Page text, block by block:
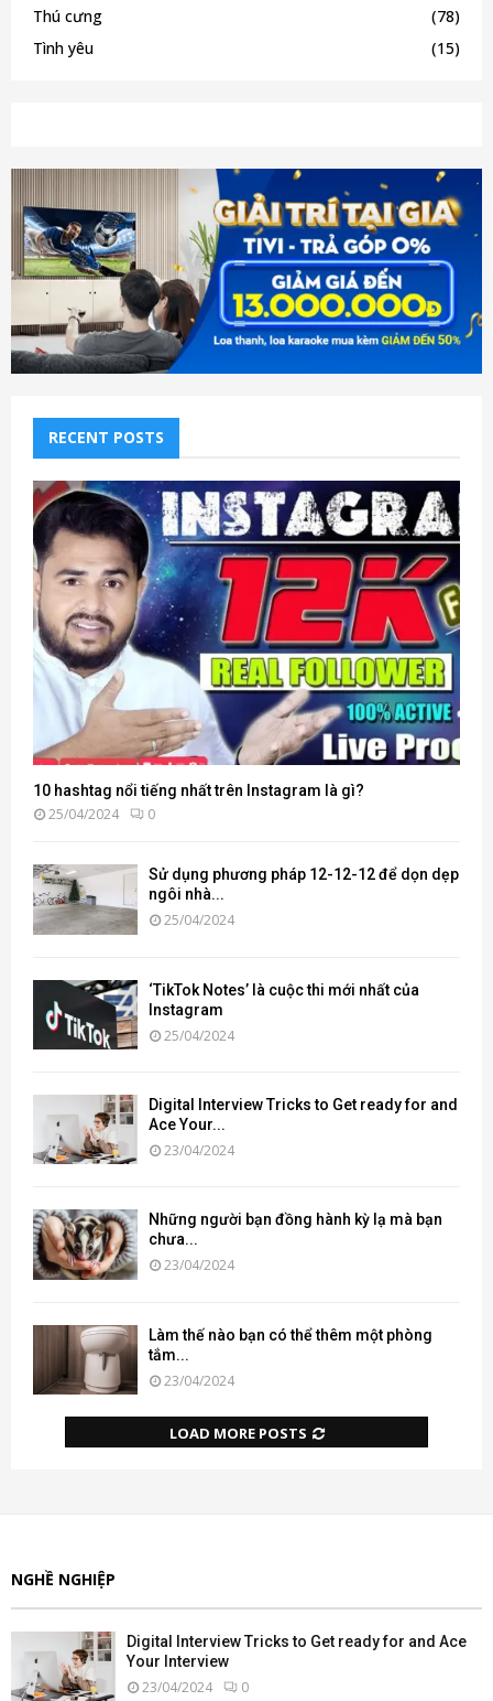
Thú cưng
(78)
Tình yêu
(15)
RECENT POSTS
10 hashtag nổi tiếng nhất trên Instagram là gì?
25/04/2024 0
Sử dụng phương pháp 12-12-12 để dọn dẹp
ngôi nhà...
25/04/2024
‘TikTok Notes’ là cuộc thi mới nhất của
Instagram
25/04/2024
Digital Interview Tricks to Get ready for and
Ace Your...
23/04/2024
Những người bạn đồng hành kỳ lạ mà bạn
chưa...
23/04/2024
Làm thế nào bạn có thể thêm một phòng
tắm...
23/04/2024
LOAD MORE POSTS
NGHỀ NGHIỆP
Digital Interview Tricks to Get ready for and Ace
Your Interview
23/04/2024 0